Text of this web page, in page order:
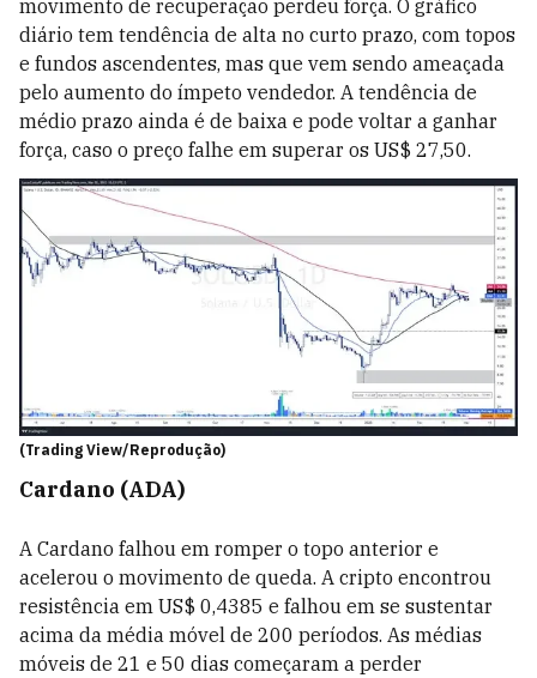
movimento de recuperação perdeu força. O gráfico
diário tem tendência de alta no curto prazo, com topos
e fundos ascendentes, mas que vem sendo ameaçada
pelo aumento do ímpeto vendedor. A tendência de
médio prazo ainda é de baixa e pode voltar a ganhar
força, caso o preço falhe em superar os US$ 27,50.
(Trading View/Reprodução)
Cardano (ADA)
A Cardano falhou em romper o topo anterior e
acelerou o movimento de queda. A cripto encontrou
resistência em US$ 0,4385 e falhou em se sustentar
acima da média móvel de 200 períodos. As médias
móveis de 21 e 50 dias começaram a perder